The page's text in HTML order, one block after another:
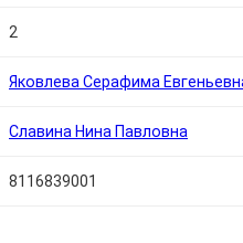
2
Яковлева Серафима
Славина Нина Павловна
8116839001